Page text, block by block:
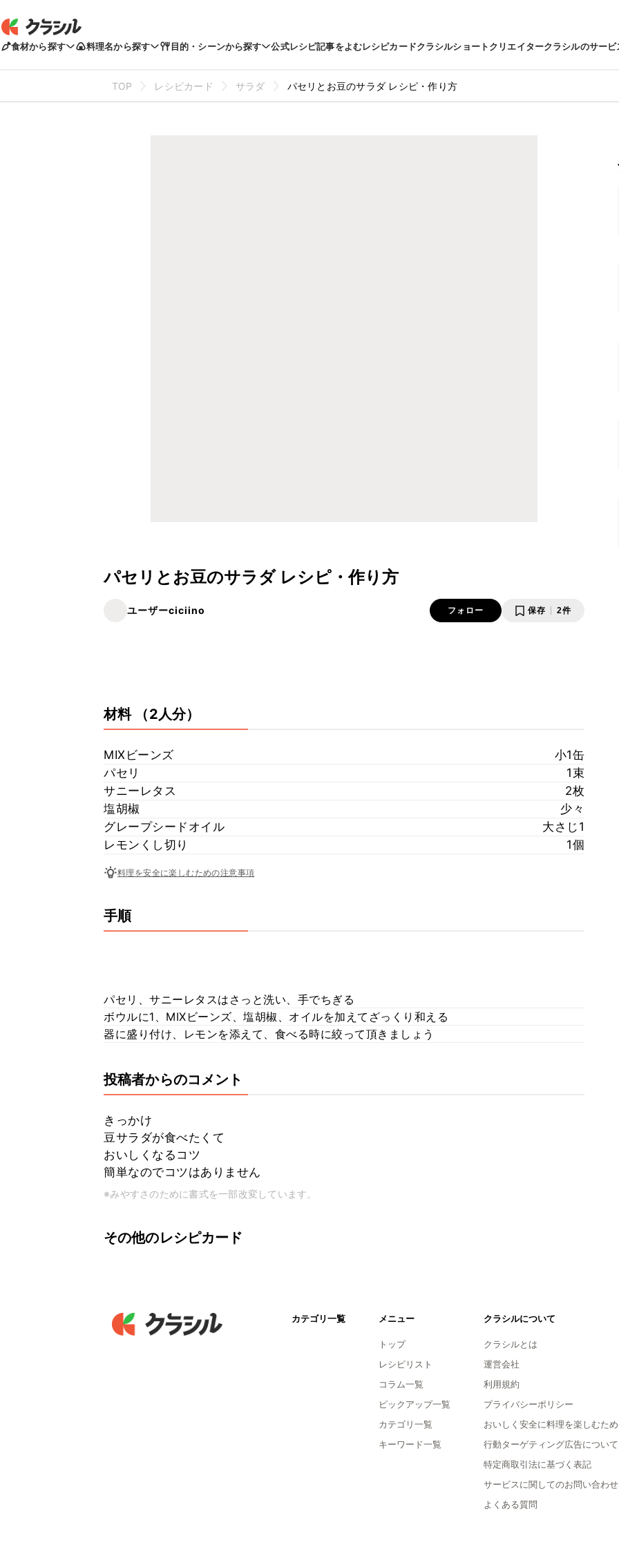
食材から探す 料理名から探す 目的・シーンから探す 公式レシピ記事をよむレシピカードクラシルショートクリエイタークラシルのサービ
TOP レシピカード サラダ パセリとお豆のサラダ レシピ・作り方
パセリとお豆のサラダ レシピ・作り方
ユーザーciciino フォロー 保存 2件
材料 （2人分）
MIXビーンズ
小1缶
パセリ
1束
サニーレタス
2枚
塩胡椒
少々
グレープシードオイル
大さじ1
レモンくし切り
1個
料理を安全に楽しむための注意事項
手順
パセリ、サニーレタスはさっと洗い、手でちぎる
ボウルに1、MIXビーンズ、塩胡椒、オイルを加えてざっくり和える
器に盛り付け、レモンを添えて、食べる時に絞って頂きましょう
投稿者からのコメント
きっかけ
豆サラダが食べたくて
おいしくなるコツ
簡単なのでコツはありません
※みやすさのために書式を一部改変しています。
その他のレシピカード
カテゴリ一覧 メニュー
トップ
レシピリスト
コラム一覧
ピックアップ一覧
カテゴリ一覧
キーワード一覧
クラシルについて
クラシルとは
運営会社
利用規約
プライバシーポリシー
おいしく安全に料理を楽しむため
行動ターゲティング広告について
特定商取引法に基づく表記
サービスに関してのお問い合わせ
よくある質問